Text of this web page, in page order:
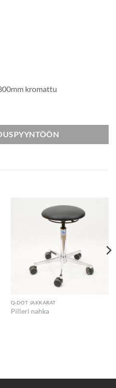
kromattu
Q-DOT JAKKARAT
Pilleri nahka